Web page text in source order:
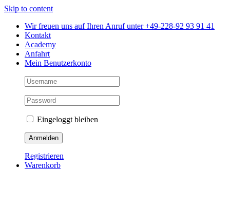
Skip to content
Wir freuen uns auf Ihren Anruf unter +49-228-92 93 91 41
Kontakt
Academy
Anfahrt
Mein Benutzerkonto
Eingeloggt bleiben
Registrieren
Warenkorb